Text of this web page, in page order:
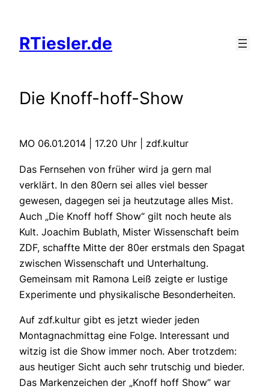
springen
RTiesler.de
Die Knoff-hoff-Show
MO 06.01.2014 | 17.20 Uhr | zdf.kultur
Das Fernsehen von früher wird ja gern mal
verklärt. In den 80ern sei alles viel besser
gewesen, dagegen sei ja heutzutage alles Mist.
Auch „Die Knoff hoff Show“ gilt noch heute als
Kult. Joachim Bublath, Mister Wissenschaft beim
ZDF, schaffte Mitte der 80er erstmals den Spagat
zwischen Wissenschaft und Unterhaltung.
Gemeinsam mit Ramona Leiß zeigte er lustige
Experimente und physikalische Besonderheiten.
Auf zdf.kultur gibt es jetzt wieder jeden
Montagnachmittag eine Folge. Interessant und
witzig ist die Show immer noch. Aber trotzdem:
aus heutiger Sicht auch sehr trutschig und bieder.
Das Markenzeichen der „Knoff hoff Show“ war